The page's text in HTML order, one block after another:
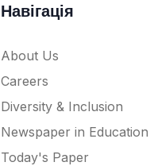
Навігація
About Us
Careers
Diversity & Inclusion
Newspaper in Education
Today's Paper